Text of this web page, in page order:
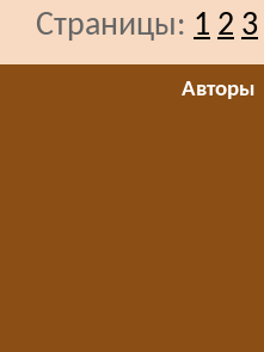
Страницы: 1 2 3
Авторы